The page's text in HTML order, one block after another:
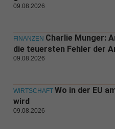
09.08.2026
FINANZEN Charlie Munger:
die teuersten Fehler der
09.08.2026
WIRTSCHAFT Wo in der EU
wird
09.08.2026